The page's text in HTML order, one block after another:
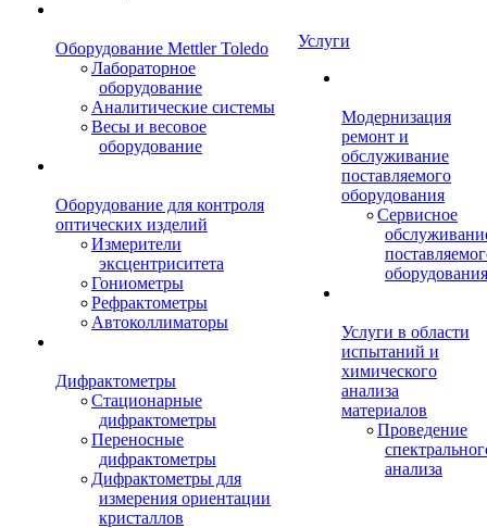
Оборудование Mettler Toledo
Лабораторное
оборудование
Аналитические системы
Весы и весовое
оборудование
Оборудование для контроля
оптических изделий
Измерители
эксцентриситета
Гониометры
Рефрактометры
Автоколлиматоры
Дифрактометры
Стационарные
дифрактометры
Переносные
дифрактометры
Дифрактометры для
измерения ориентации
кристаллов
Услуги
Модернизация
ремонт и
обслуживание
поставляемого
оборудования
Сервисное
оборудования
Услуги в области
испытаний и
химического
анализа
материалов
Проведение
анализа